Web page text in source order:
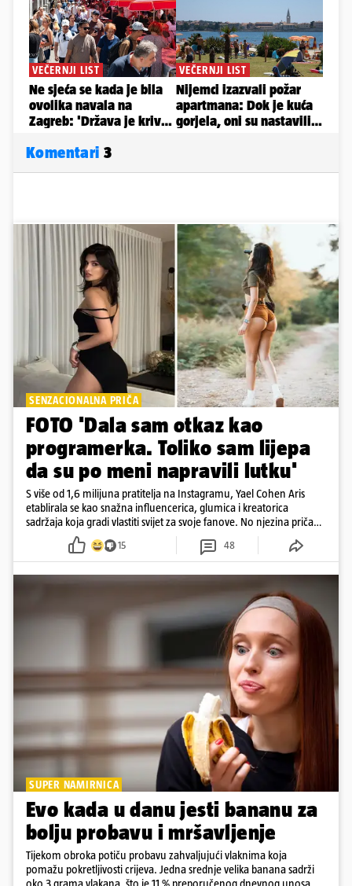
Komentari 3
SENZACIONALNA PRIČA
FOTO 'Dala sam otkaz kao
programerka. Toliko sam lijepa
da su po meni napravili lutku'
S više od 1,6 milijuna pratitelja na Instagramu, Yael Cohen Aris
etablirala se kao snažna influencerica, glumica i kreatorica
sadržaja koja gradi vlastiti svijet za svoje fanove. No njezina priča
pokazuje da online slava dolazi i s neočekivanim izazovima
15 48
SUPER NAMIRNICA
Evo kada u danu jesti bananu za
bolju probavu i mršavljenje
Tijekom obroka potiču probavu zahvaljujući vlaknima koja
pomažu pokretljivosti crijeva. Jedna srednje velika banana sadrži